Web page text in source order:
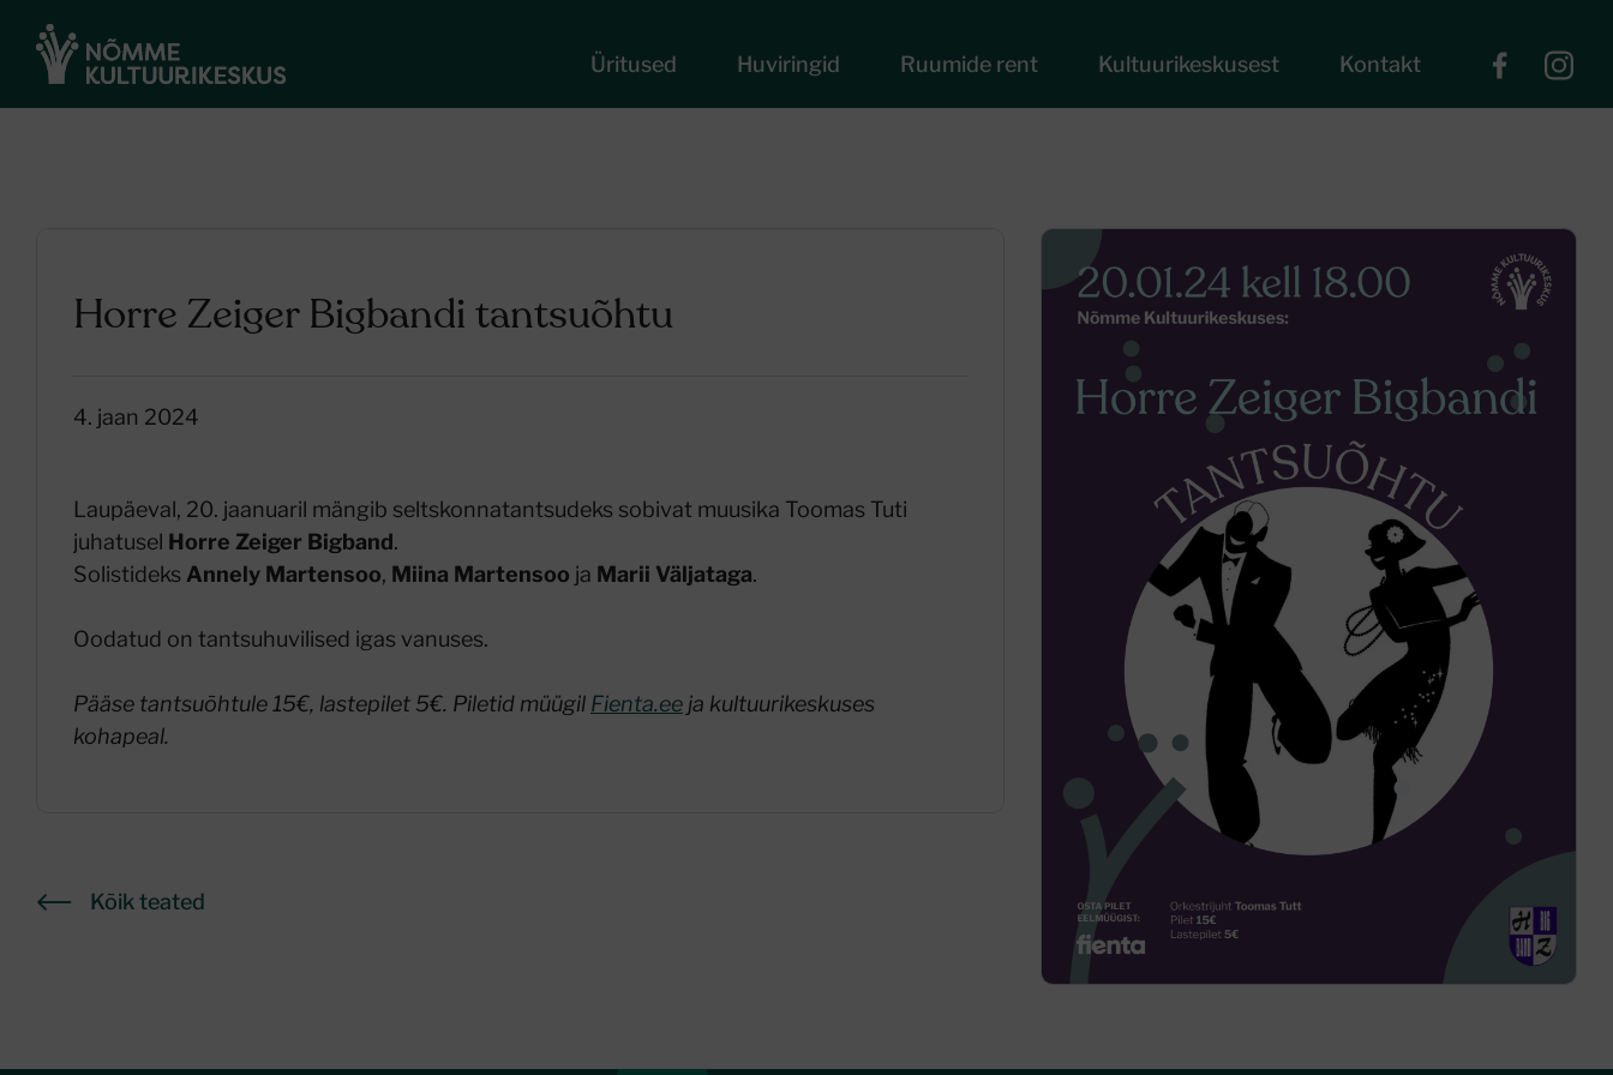
Üritused Huviringid Ruumide rent Kultuurikeskusest Kontakt
Horre Zeiger Bigbandi tantsuõhtu
4. jaan 2024
Laupäeval, 20. jaanuaril mängib seltskonnatantsudeks sobivat muusika Toomas Tuti
juhatusel Horre Zeiger Bigband.
Solistideks Annely Martensoo, Miina Martensoo ja Marii Väljataga.
Oodatud on tantsuhuvilised igas vanuses.
Pääse tantsuõhtule 15€, lastepilet 5€. Piletid müügil Fienta.ee ja kultuurikeskuses
kohapeal.
Kõik teated